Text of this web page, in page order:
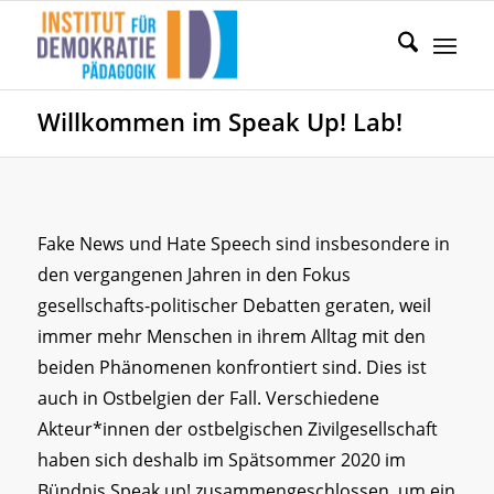
Willkommen im Speak Up! Lab!
Fake News und Hate Speech sind insbesondere in
den vergangenen Jahren in den Fokus
gesellschafts-politischer Debatten geraten, weil
immer mehr Menschen in ihrem Alltag mit den
beiden Phänomenen konfrontiert sind. Dies ist
auch in Ostbelgien der Fall. Verschiedene
Akteur*innen der ostbelgischen Zivilgesellschaft
haben sich deshalb im Spätsommer 2020 im